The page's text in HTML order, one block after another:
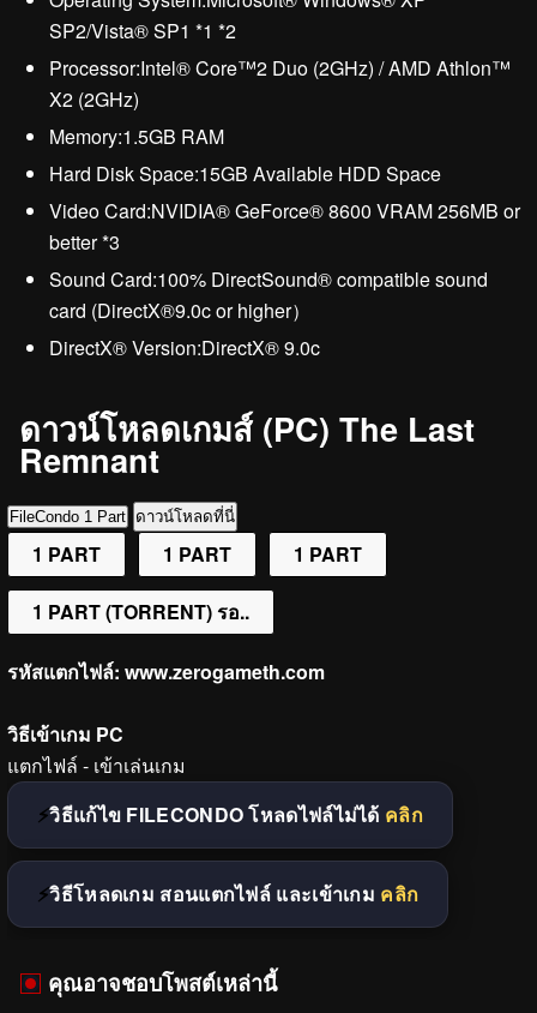
SP2/Vista® SP1 *1 *2
Processor:Intel® Core™2 Duo (2GHz) / AMD Athlon™
X2 (2GHz)
Memory:1.5GB RAM
Hard Disk Space:15GB Available HDD Space
Video Card:NVIDIA® GeForce® 8600 VRAM 256MB or
better *3
Sound Card:100% DirectSound® compatible sound
card (DirectX®9.0c or higher）
DirectX® Version:DirectX® 9.0c
ดาวน์โหลดเกมส์ (PC) The Last
Remnant
FileCondo 1 Part ดาวน์โหลดที่นี่
1 PART 1 PART 1 PART
1 PART (TORRENT) รอ..
รหัสแตกไฟล์: www.zerogameth.com
วิธีเข้าเกม PC
แตกไฟล์ - เข้าเล่นเกม
วิธีแก้ไข FILECONDO โหลดไฟล์ไม่ได้ คลิก
วิธีโหลดเกม สอนแตกไฟล์ และเข้าเกม คลิก
คุณอาจชอบโพสต์เหล่านี้